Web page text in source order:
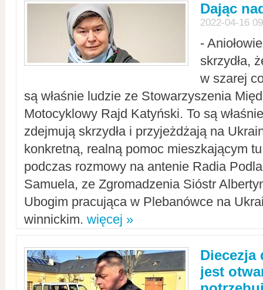
Dając
2022-04-16
-
skrzydła,
w szarej
są właśnie ludzie ze Stowarzyszenia
Motocyklowy Rajd Katyński. To są
zdejmują skrzydła i przyjeżdżają na
konkretną, realną pomoc mieszkającym
podczas rozmowy na antenie Radia
Samuela, ze Zgromadzenia Sióstr
Ubogim pracująca w Plebanówce na
winnickim. więcej »
Diecezja
jest